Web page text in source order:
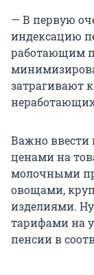
— В первую
индексацию
работающим
затрагивают
Важно ввести
ценами на
молочными
овощами,
изделиями.
тарифами на
пенсии в